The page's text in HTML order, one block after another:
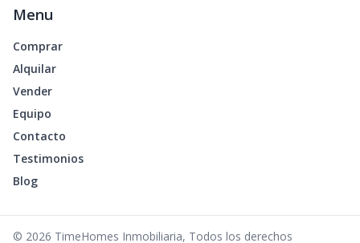
Menu
Comprar
Alquilar
Vender
Equipo
Contacto
Testimonios
Blog
© 2026 TimeHomes Inmobiliaria, Todos los derechos